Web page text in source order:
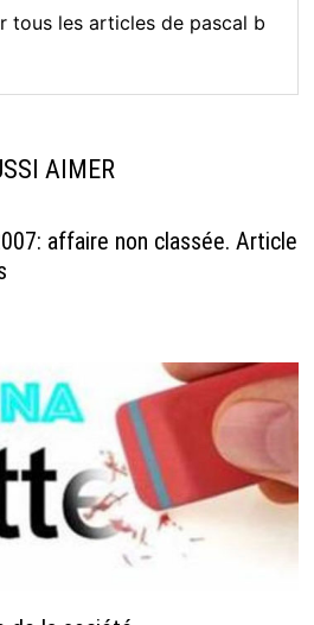
tous les articles de pascal b
AIMER
affaire non classée. Article